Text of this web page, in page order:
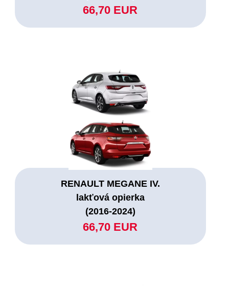
66,70 EUR
RENAULT MEGANE IV.
lakťová opierka
(2016-2024)
66,70 EUR